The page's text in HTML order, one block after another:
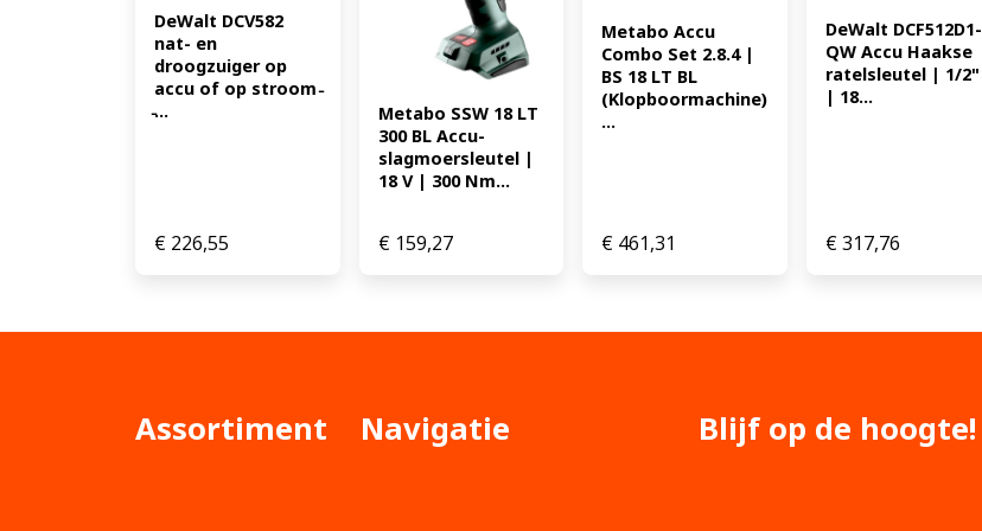
DeWalt DCV582
nat- en
droogzuiger op
accu of op stroom
̵...
€ 226,55
Metabo SSW 18 LT
300 BL Accu-
slagmoersleutel |
18 V | 300 Nm...
€159,27
Metabo Accu
Combo Set 2.8.4 |
BS 18 LT BL
(Klopboormachine)
...
€ 461,31
DeWalt DCF512D1-
QW Accu Haakse
ratelsleutel | 1/2"
| 18...
€317,76
Assortiment Navigatie Blijf op de hoogte!